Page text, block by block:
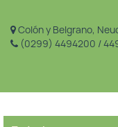
Colón y Belgrano,
(0299) 4494200 /